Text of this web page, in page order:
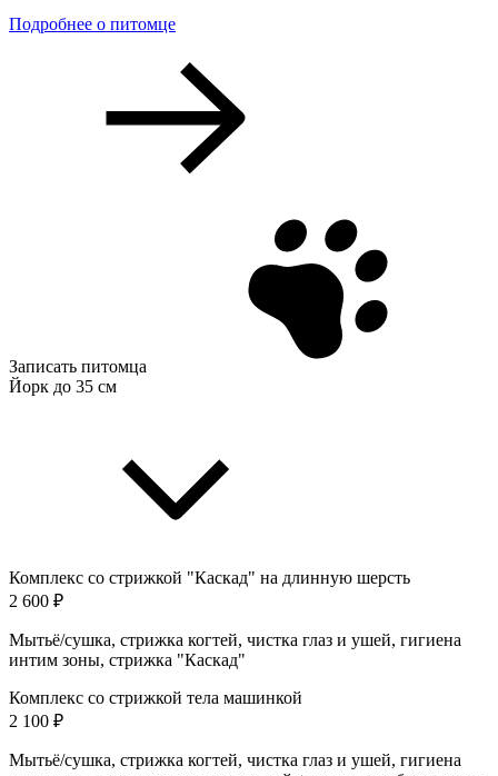
Подробнее о питомце
Записать питомца
Йорк до 35 см
Комплекс со стрижкой "Каскад" на длинную шерсть
2 600 ₽
Мытьё/сушка, стрижка когтей, чистка глаз и ушей, гигиена
интим зоны, стрижка "Каскад"
Комплекс со стрижкой тела машинкой
2 100 ₽
Мытьё/сушка, стрижка когтей, чистка глаз и ушей, гигиена